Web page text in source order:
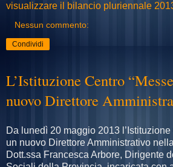
visualizzare il bilancio pluriennale
Nessun commento:
Condividi
L’Istituzione Centro
nuovo Direttore
Da lunedì 20 maggio 2013 l’Istituzione
un nuovo Direttore Amministrativo
Dott.ssa Francesca Arbore, Dirigente